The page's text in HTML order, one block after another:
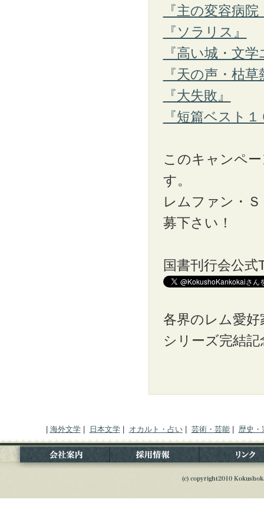
『主の変容病
『ソラリス』
『高い城・文
『天の声・枯草
『大失敗』
『短篇ベスト
このキャンペ
す。
レムファン・
募下さい！
国書刊行会公
各界のレム愛
シリーズ完結
| 海外文学| 日本文学| オカルト・占い| 芸術・芸能| 歴史・